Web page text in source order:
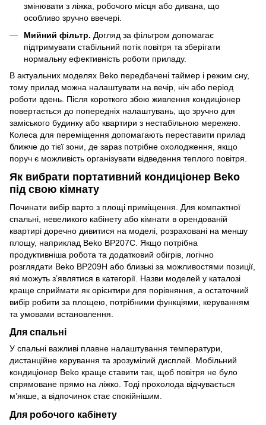
змінювати з ліжка, робочого місця або дивана, що
особливо зручно ввечері.
Мийний фільтр. Догляд за фільтром допомагає
підтримувати стабільний потік повітря та зберігати
нормальну ефективність роботи приладу.
В актуальних моделях Beko передбачені таймер і режим сну,
тому прилад можна налаштувати на вечір, ніч або період
роботи вдень. Після короткого збою живлення кондиціонер
повертається до попередніх налаштувань, що зручно для
заміського будинку або квартири з нестабільною мережею.
Колеса для переміщення допомагають переставити прилад
ближче до тієї зони, де зараз потрібне охолодження, якщо
поруч є можливість організувати відведення теплого повітря.
Як вибрати портативний кондиціонер Beko
під свою кімнату
Починати вибір варто з площі приміщення. Для компактної
спальні, невеликого кабінету або кімнати в орендованій
квартирі доречно дивитися на моделі, розраховані на меншу
площу, наприклад Beko BP207C. Якщо потрібна
продуктивніша робота та додатковий обігрів, логічно
розглядати Beko BP209H або близькі за можливостями позиції,
які можуть з’являтися в категорії. Назви моделей у каталозі
краще сприймати як орієнтири для порівняння, а остаточний
вибір робити за площею, потрібними функціями, керуванням
та умовами встановлення.
Для спальні
У спальні важливі плавне налаштування температури,
дистанційне керування та зрозумілий дисплей. Мобільний
кондиціонер Beko краще ставити так, щоб повітря не було
спрямоване прямо на ліжко. Тоді прохолода відчувається
м’якше, а відпочинок стає спокійнішим.
Для робочого кабінету